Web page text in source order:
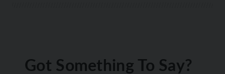
Got Something To Say?